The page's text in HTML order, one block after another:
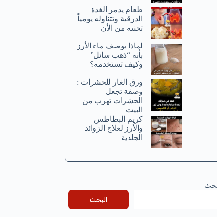
طعام يدمر الغدة
الدرقية وتتناوله يومياً
تجنبه من الأن
لماذا يوصف ماء الأرز
بأنه “ذهب سائل”
وكيف تستخدمه؟
ورق الغار للحشرات :
وصفة تجعل
الحشرات تهرب من
البيت
كريم البطاطس
والأرز لعلاج الزوائد
الجلدية
البحث